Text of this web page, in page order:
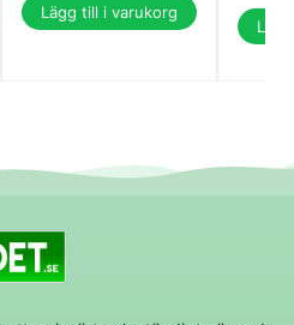
Lägg till i varukorg